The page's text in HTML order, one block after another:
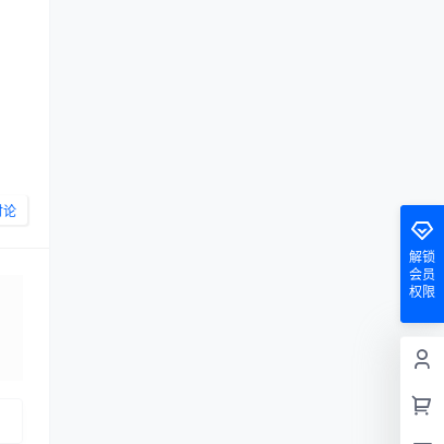
论
解锁
会员
权限